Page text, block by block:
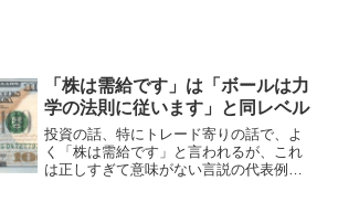
「株は需給です」は「ボールは力
学の法則に従います」と同レベル
投資の話、特にトレード寄りの話で、よ
く「株は需給です」と言われるが、これ
は正しすぎて意味がない言説の代表例で